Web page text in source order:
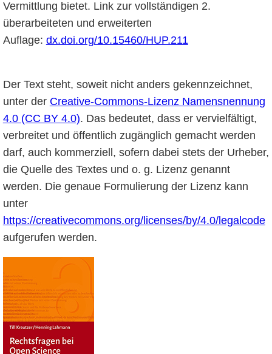
Vermittlung bietet. Link zur vollständigen 2.
überarbeiteten und erweiterten
Auflage: dx.doi.org/10.15460/HUP.211
Der Text steht, soweit nicht anders gekennzeichnet,
unter der Creative-Commons-Lizenz Namensnennung
4.0 (CC BY 4.0). Das bedeutet, dass er vervielfältigt,
verbreitet und öffentlich zugänglich gemacht werden
darf, auch kommerziell, sofern dabei stets der Urheber,
die Quelle des Textes und o. g. Lizenz genannt
werden. Die genaue Formulierung der Lizenz kann
unter
https://creativecommons.org/licenses/by/4.0/legalcode
aufgerufen werden.